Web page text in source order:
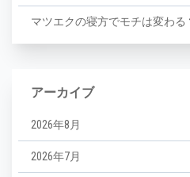
マツエクの寝方でモチは変わ
アーカイブ
2026年8月
2026年7月